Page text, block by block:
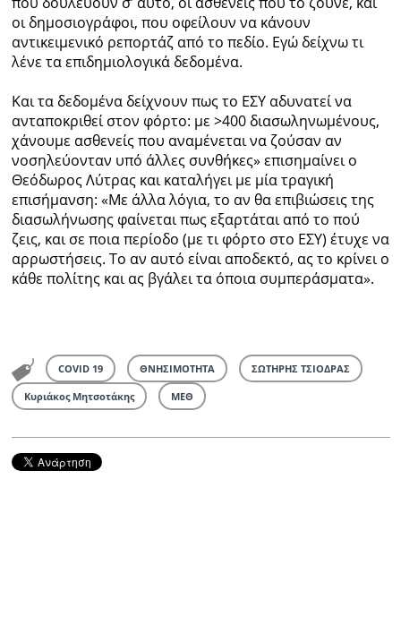
οι δημοσιογράφοι, που οφείλουν να κάνουν
αντικειμενικό ρεπορτάζ από το πεδίο. Εγώ δείχνω τι
λένε τα επιδημιολογικά δεδομένα.
Και τα δεδομένα δείχνουν πως το ΕΣΥ αδυνατεί να
ανταποκριθεί στον φόρτο: με >400 διασωληνωμένους,
χάνουμε ασθενείς που αναμένεται να ζούσαν αν
νοσηλεύονταν υπό άλλες συνθήκες» επισημαίνει ο
Θεόδωρος Λύτρας και καταλήγει με μία τραγική
επισήμανση: «Με άλλα λόγια, το αν θα επιβιώσεις της
διασωλήνωσης φαίνεται πως εξαρτάται από το πού
ζεις, και σε ποια περίοδο (με τι φόρτο στο ΕΣΥ) έτυχε να
αρρωστήσεις. Το αν αυτό είναι αποδεκτό, ας το κρίνει ο
κάθε πολίτης και ας βγάλει τα όποια συμπεράσματα».
COVID 19 ΘΝΗΣΙΜΟΤΗΤΑ ΣΩΤΗΡΗΣ ΤΣΙΟΔΡΑΣ
Κυριάκος Μητσοτάκης ΜΕΘ